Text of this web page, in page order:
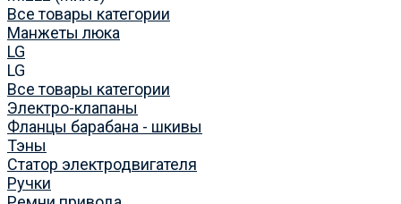
Все товары категории
Манжеты люка
LG
LG
Все товары категории
Электро-клапаны
Фланцы барабана - шкивы
Тэны
Статор электродвигателя
Ручки